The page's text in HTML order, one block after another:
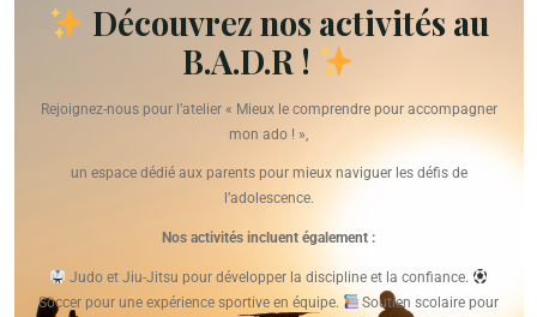
Découvrez nos activités au
B.A.D.R !
Rejoignez-nous pour l’atelier « Mieux le comprendre pour accompagner
mon ado ! »,
un espace dédié aux parents pour mieux naviguer les défis de
l’adolescence.
Nos activités incluent également :
Judo et Jiu-Jitsu pour développer la discipline et la confiance.
Soccer pour une expérience sportive en équipe.
Soutien scolaire pour